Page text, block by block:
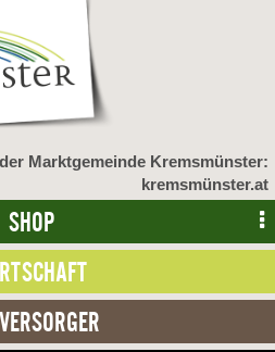
Marktgemeinde Kremsmünster:
kremsmünster.at
SHOP